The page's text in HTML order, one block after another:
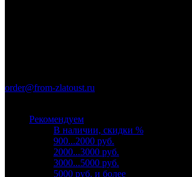
order@from-zlatoust.ru
Рекомендуем
В наличии, скидки %
900...2000 руб.
2000...3000 руб.
3000...5000 руб.
5000 руб. и более